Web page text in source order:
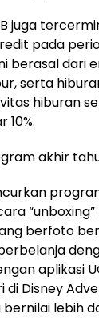
juga
pada
berasal dari
serta
hiburan
10%.
akhir
berfoto
aplikasi
di Disney
lebih